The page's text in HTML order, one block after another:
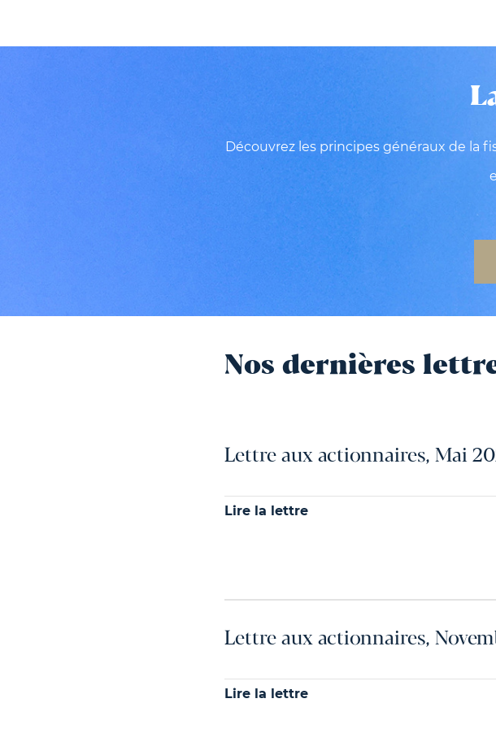
Découvrez les principes généraux de la
Nos dernières
Lettre aux actionnaires, Mai
Lire la lettre
Lettre aux actionnaires,
Lire la lettre